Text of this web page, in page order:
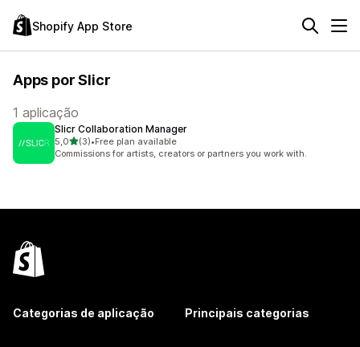
Shopify App Store
Apps por Slicr
1 aplicação
Slicr Collaboration Manager
5,0de 5 estrelas
(3)
3 total de avaliações
•Free plan available
Commissions for artists, creators or partners you work with.
Categorias de aplicação Principais categorias